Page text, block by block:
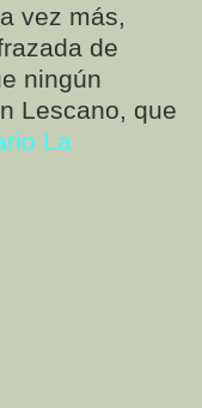
vez más,
de
ningún
Lescano, que
La